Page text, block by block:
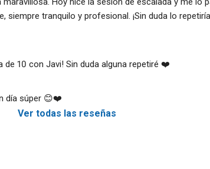
siempre tranquilo y profesional. ¡Sin duda lo
de 10 con Javi! Sin duda alguna repetiré ❤️
día súper 😊❤️
Ver todas las reseñas